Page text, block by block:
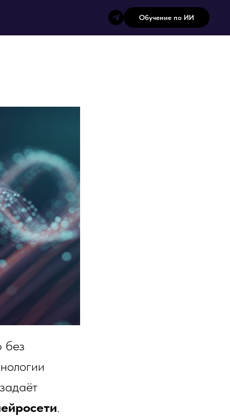
Обучение по ИИ
без
.